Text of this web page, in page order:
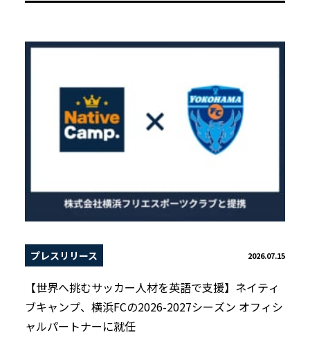
プレスリリース 2026.07.15
【世界へ挑むサッカー人材を英語で支援】ネイティ
ブキャンプ、横浜FCの2026-2027シーズン オフィシ
ャルパートナーに就任